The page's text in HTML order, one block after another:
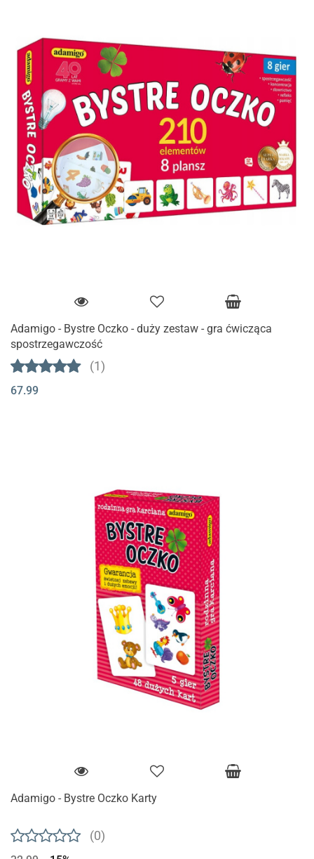
Adamigo - Bystre Oczko - duży zestaw - gra ćwicząca
spostrzegawczość
(1)
67.99
Adamigo - Bystre Oczko Karty
(0)